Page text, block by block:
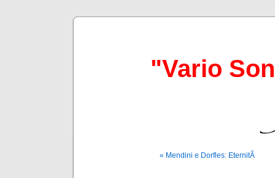
"Vario
« Mendini e Dorfles: EternitÃ